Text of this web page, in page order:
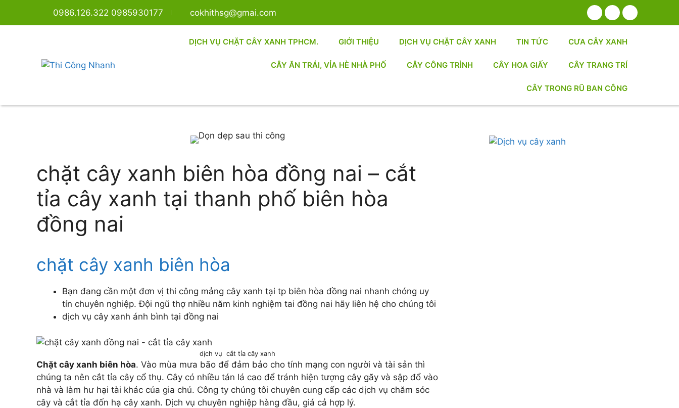
0986.126.322 0985930177 cokhithsg@gmai.com
DỊCH VỤ CHẶT CÂY XANH TPHCM. GIỚI THIỆU DỊCH VỤ CHẶT CÂY XANH TIN TỨC CƯA CÂY XANH
CÂY ĂN TRÁI, VỈA HÈ NHÀ PHỐ CÂY CÔNG TRÌNH CÂY HOA GIẤY CÂY TRANG TRÍ
CÂY TRONG RŨ BAN CÔNG
chặt cây xanh biên hòa đồng nai – cắt
tỉa cây xanh tại thanh phố biên hòa
đồng nai
chặt cây xanh biên hòa
Bạn đang cần một đơn vị thi công mảng cây xanh tại tp biên hòa đồng nai nhanh chóng uy
tín chuyên nghiệp. Đội ngũ thợ nhiều năm kinh nghiệm tai đồng nai hãy liên hệ cho chúng tôi
dịch vụ cây xanh ánh bình tại đồng nai
dịch vụ cắt tỉa cây xanh
Chặt cây xanh biên hòa. Vào mùa mưa bão để đảm bảo cho tính mạng con người và tài sản thì
chúng ta nên cắt tỉa cây cổ thụ. Cây có nhiều tán lá cao để tránh hiện tượng cây gãy và sập đổ vào
nhà và làm hư hại tài khác của gia chủ. Công ty chúng tôi chuyên cung cấp các dịch vụ chăm sóc
cây và cắt tỉa đốn hạ cây xanh. Dịch vụ chuyên nghiệp hàng đầu, giá cả hợp lý.